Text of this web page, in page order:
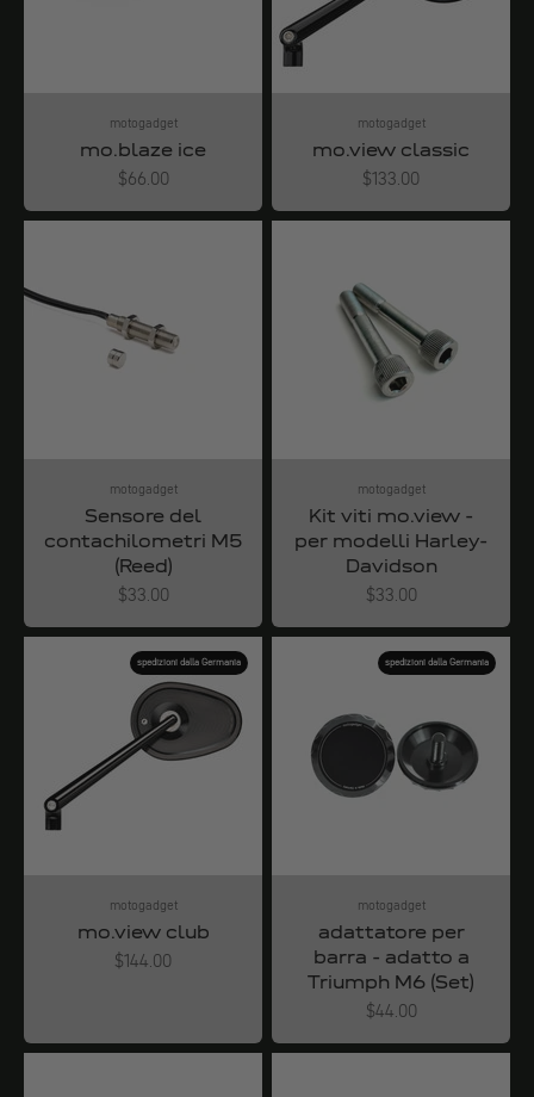
motogadget
mo.blaze ice
Angebot
$66.00
motogadget
mo.view classic
Angebot
$133.00
motogadget
Sensore del
contachilometri M5
(Reed)
Angebot
$33.00
motogadget
Kit viti mo.view -
per modelli Harley-
Davidson
Angebot
$33.00
spedizioni dalla Germania
motogadget
mo.view club
Angebot
$144.00
spedizioni dalla Germania
motogadget
adattatore per
barra - adatto a
Triumph M6 (Set)
Angebot
$44.00